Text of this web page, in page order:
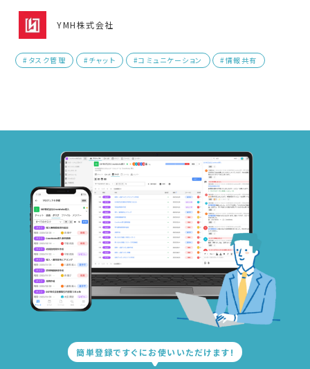
YMH株式会社
#タスク管理 #チャット #コミュニケーション #情報共有
簡単登録ですぐにお使いいただけます!